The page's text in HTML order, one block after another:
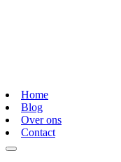
Home
Blog
Over ons
Contact